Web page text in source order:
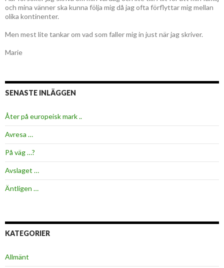
och mina vänner ska kunna följa mig då jag ofta förflyttar mig mellan
olika kontinenter.
Men mest lite tankar om vad som faller mig in just när jag skriver.
Marie
SENASTE INLÄGGEN
Åter på europeisk mark ..
Avresa …
På väg …?
Avslaget …
Äntligen …
KATEGORIER
Allmänt